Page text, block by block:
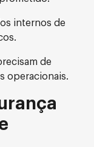
internos de
de
operacionais.